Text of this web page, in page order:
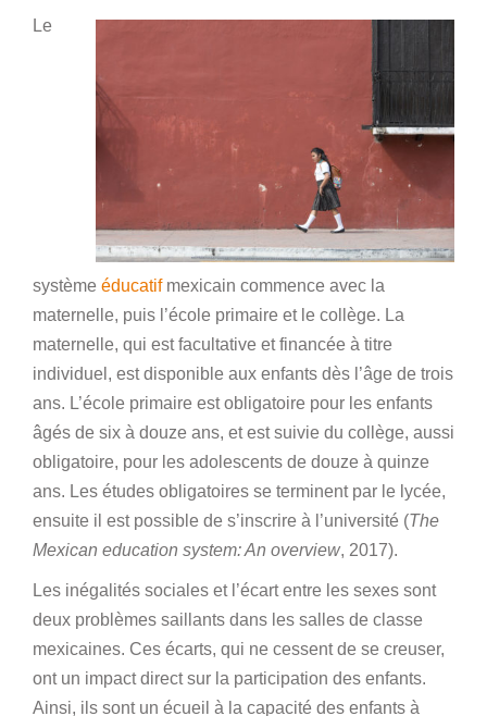
Le
système éducatifmexicain commence avec la
maternelle, puis l’école primaire et le collège. La
maternelle, qui est facultative et financée à titre
individuel, est disponible aux enfants dès l’âge de trois
ans. L’école primaire est obligatoire pour les enfants
âgés de six à douze ans, et est suivie du collège, aussi
obligatoire, pour les adolescents de douze à quinze
ans. Les études obligatoires se terminent par le lycée,
ensuite il est possible de s’inscrire à l’université (The
Mexican education system: An overview, 2017).
Les inégalités sociales et l’écart entre les sexes sont
deux problèmes saillants dans les salles de classe
mexicaines. Ces écarts, qui ne cessent de se creuser,
ont un impact direct sur la participation des enfants.
Ainsi, ils sont un écueil à la capacité des enfants à